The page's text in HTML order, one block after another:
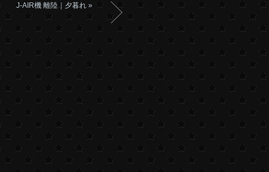
J-AIR機 離陸｜夕暮れ »